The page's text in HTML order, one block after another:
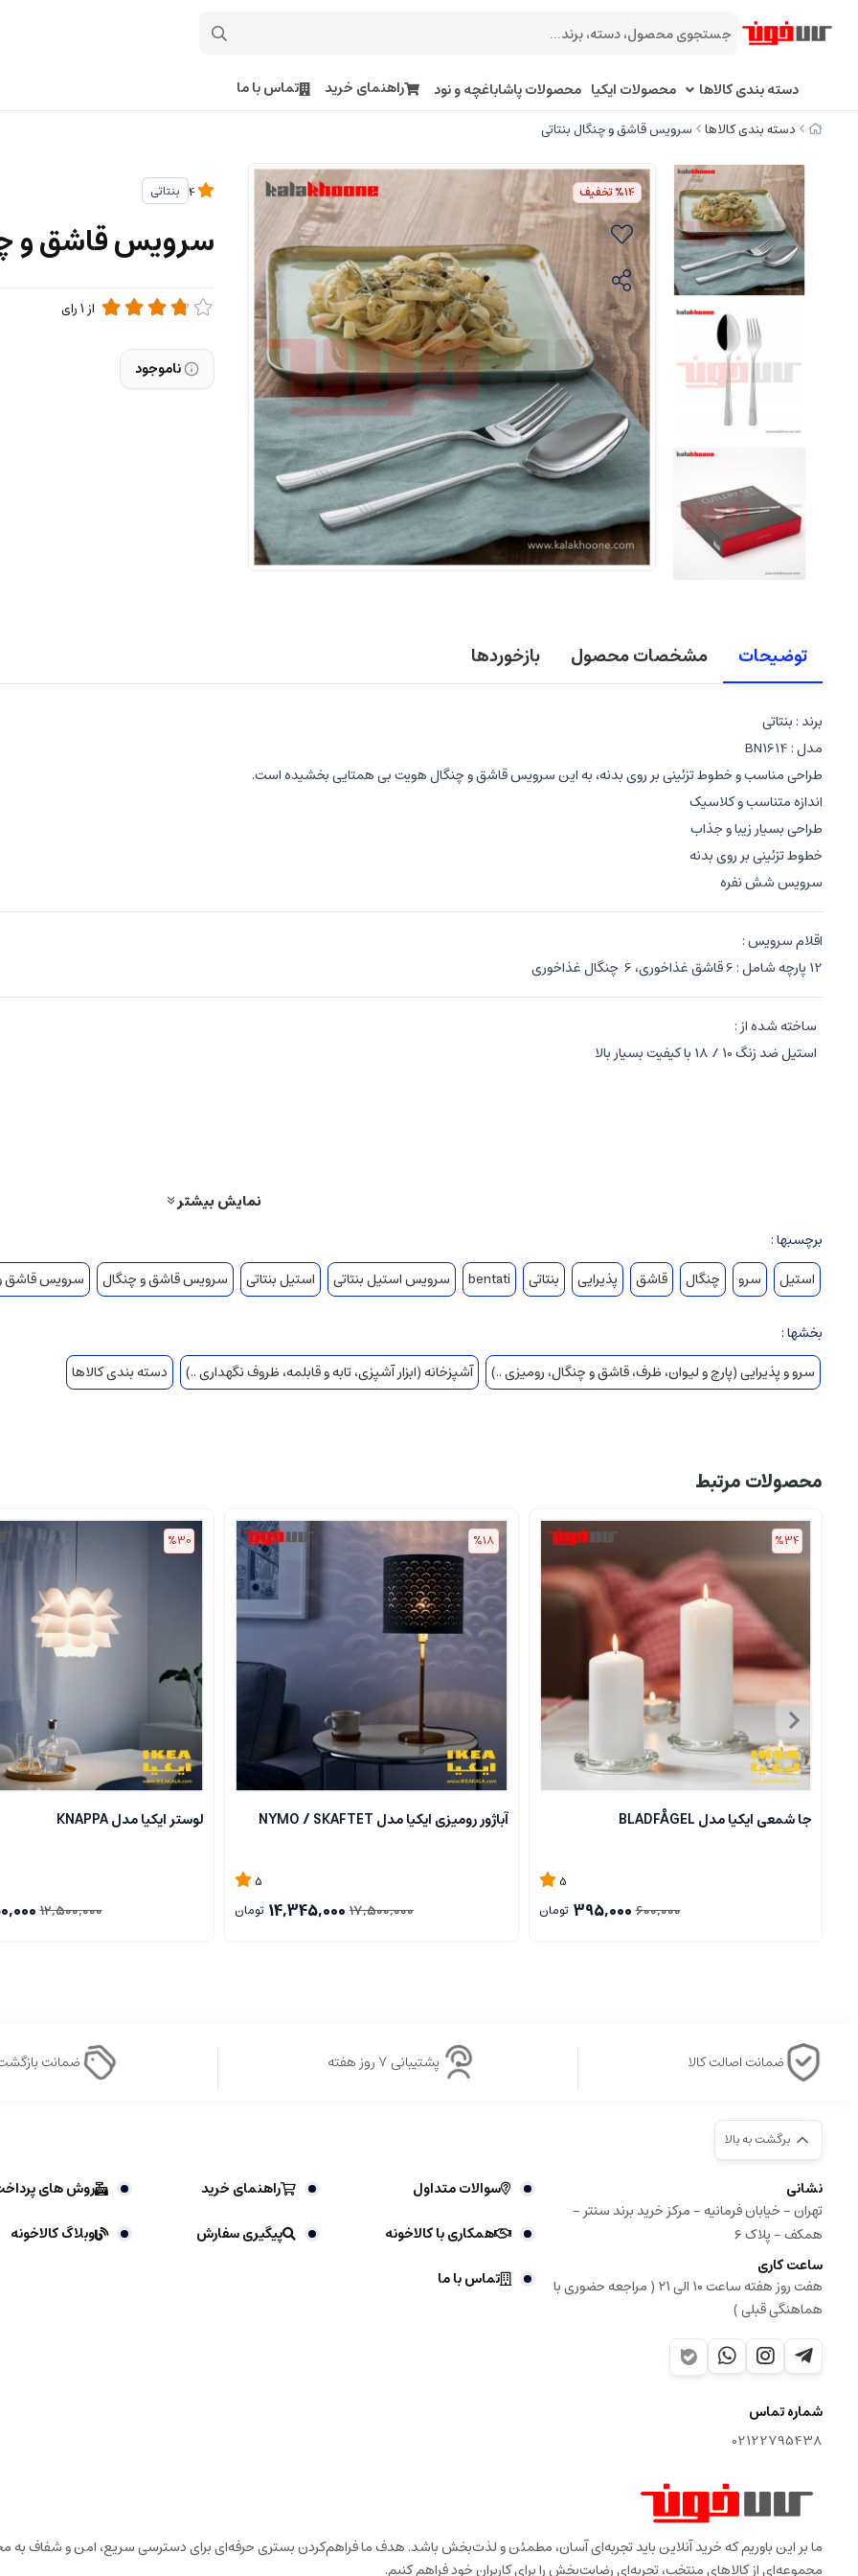
دسته بندی کالاها محصولات ایکیا محصولات پاشاباغچه و نود راهنمای خرید تماس با ما
دسته بندی کالاها سرویس قاشق و چنگال بنتاتی
%14تخفیف بنتاتی
سرویس قاشق و
از1رای
ناموجود
توضیحات مشخصات محصول بازخوردها
برند : بنتاتی
مدل : BN1614
طراحی مناسب و خطوط تزئینی بر روی بدنه، به این سرویس قاشق و چنگال هویت بی همتایی بخشیده است.
اندازه متناسب و کلاسیک
طراحی بسیار زیبا و جذاب
خطوط تزئینی بر روی بدنه
سرویس شش نفره
اقلام سرویس :
12 پارچه شامل : 6 قاشق غذاخوری، 6 چنگال غذاخوری
ساخته شده از :
استیل ضد زنگ 10 / 18 با کیفیت بسیار بالا
نمایش بیشتر
برچسبها :
استیل
سرو چنگال قاشق پذیرایی بنتاتی bentati سرویس استیل بنتاتی استیل بنتاتی سرویس قاشق و چنگال سرویس قاشق و
بخشها :
سرو و پذیرایی (پارچ و لیوان، ظرف، قاشق و چنگال، رومیزی ..)
آشپزخانه (ابزار آشپزی، تابه و قابلمه، ظروف نگهداری ..) دسته بندی کالاها
محصولات مرتبط
%34
جا شمعی ایکیا مدل BLADFÅGEL
5
600,000
395,000 تومان
%18
آباژور رومیزی ایکیا مدل NYMO / SKAFTET
5
17,500,000
14,345,000 تومان
%30
لوستر ایکیا مدل KNAPPA
12,500,000
ضمانت اصالت کالا پشتیبانی ۷ روز هفته ضمانت
برگشت به بالا
نشانی
تهران - خیابان فرمانیه - مرکز خرید برند سنتر -
همکف - پلاک ۶
ساعت کاری
هفت روز هفته ساعت ۱۰ الی ۲۱ ( مراجعه حضوری با
هماهنگی قبلی )
شماره تماس
02122795438
سوالات متداول راهنمای خرید
روش های
همکاری با کالاخونه
پیگیری سفارش
وبلاگ کالاخونه
تماس با ما
ما بر این باوریم که خرید آنلاین باید تجربه‌ای آسان، مطمئن و لذت‌بخش باشد. هدف ما فراهم‌کردن بستری حرفه‌ای برای دسترسی سریع، امن و شفاف به
مجموعه‌ای از کالاهای منتخب، تجربه‌ای رضایت‌بخش را برای کاربران خود فراهم کنیم.